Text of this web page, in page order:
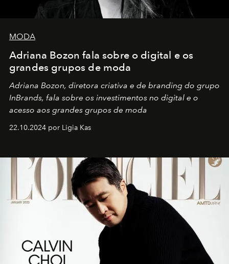
MODA
Adriana Bozon fala sobre o digital e os
grandes grupos de moda
Adriana Bozon, diretora criativa e de branding do grupo
InBrands, fala sobre os investimentos no digital e o
acesso aos grandes grupos de moda
22.10.2024 por Ligia Kas